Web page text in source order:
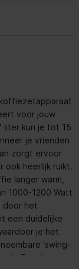
voor jouw
liter kun je tot 15
je vrienden
zorgt ervoor
ook heerlijk ruikt.
langer warm,
1000-1200 Watt
door het
een duidelijke
je het
'swing-
de Bosch